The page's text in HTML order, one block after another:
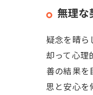
無理
疑念を晴ら
却って心理
善の結果
思と安心を